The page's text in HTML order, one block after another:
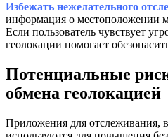
Избежать нежелательного
информация о местоположении
Если пользователь чувствует
геолокации помогает
Потенциальные
обмена геолокацией
Приложения для отслеживания,